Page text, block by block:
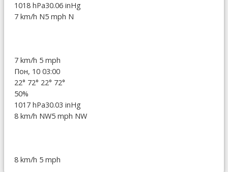
1018 hPa30.06 inHg
7 km/h N5 mph N
7 km/h 5 mph
Пон, 10 03:00
22° 72° 22° 72°
50%
1017 hPa30.03 inHg
8 km/h NW5 mph NW
8 km/h 5 mph